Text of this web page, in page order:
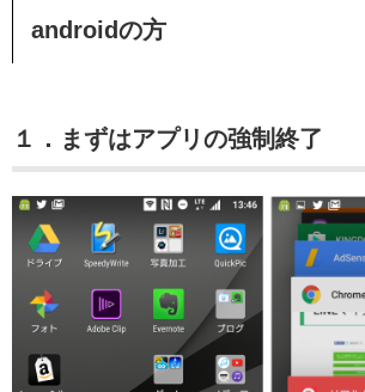
androidの方
１．まずはアプリの強制終了